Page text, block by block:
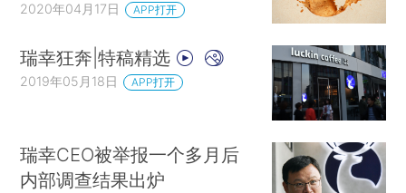
2020年04月17日 APP打开
瑞幸狂奔|特稿精选
2019年05月18日 APP打开
瑞幸CEO被举报一个多月后
内部调查结果出炉